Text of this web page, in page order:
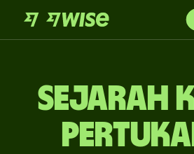
Sejarah